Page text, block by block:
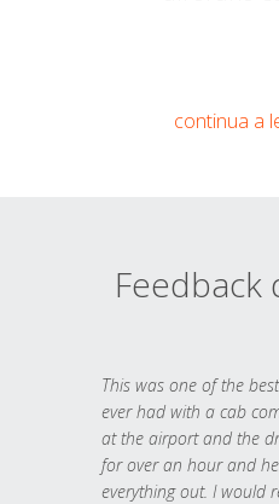
continua a
Feedback
This was one of the
ever had with a cab
at the airport and the
for over an hour and
everything out. I would